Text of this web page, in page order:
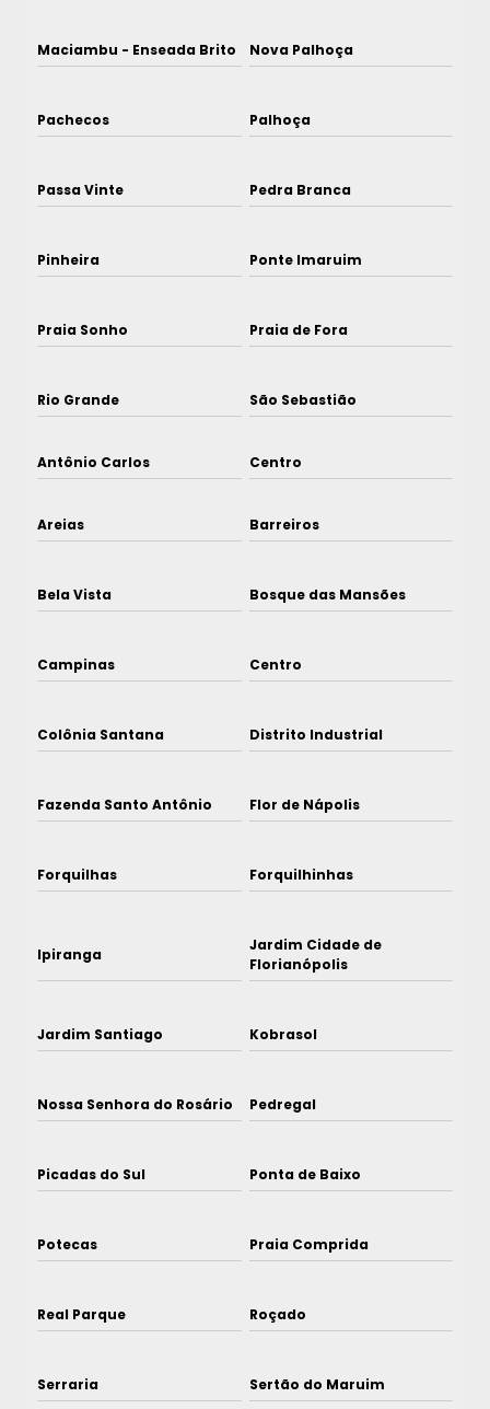
Maciambu - Enseada Brito Nova Palhoça
Pachecos Palhoça
Passa Vinte Pedra Branca
Pinheira Ponte Imaruim
Praia Sonho Praia de Fora
Rio Grande São Sebastião
Antônio Carlos Centro
Areias Barreiros
Bela Vista Bosque das Mansões
Campinas Centro
Colônia Santana Distrito Industrial
Fazenda Santo Antônio Flor de Nápolis
Forquilhas Forquilhinhas
Ipiranga
Jardim Cidade de
Florianópolis
Jardim Santiago Kobrasol
Nossa Senhora do Rosário Pedregal
Picadas do Sul Ponta de Baixo
Potecas Praia Comprida
Real Parque Roçado
Serraria Sertão do Maruim